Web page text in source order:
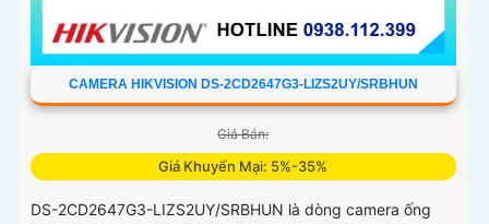
CAMERA HIKVISION DS-2CD2647G3-LIZS2UY/SRBHUN
Giá Bán:
Giá Khuyến Mại: 5%-35%
DS-2CD2647G3-LIZS2UY/SRBHUN là dòng camera ống